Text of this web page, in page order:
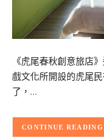
《虎尾春秋創意旅店
戲文化所開設的虎尾
了，…
CONTINUE READING